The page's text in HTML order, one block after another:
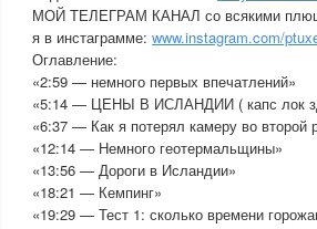
МОЙ ТЕЛЕГРАМ КАНАЛ со всякими
я в инстаграмме: www.instagram.com/
Оглавление:
«2:59 — немного первых впечатлений»
«5:14 — ЦЕНЫ В ИСЛАНДИИ ( капс лок
«6:37 — Как я потерял камеру во второй
«12:14 — Немного геотермальщины»
«13:56 — Дороги в Исландии»
«18:21 — Кемпинг»
«19:29 — Тест 1: сколько времени